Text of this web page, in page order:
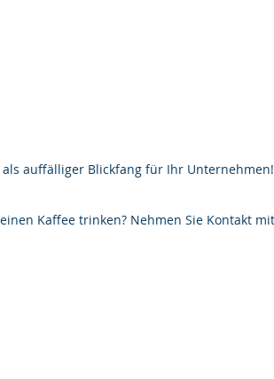
auffälliger Blickfang für Ihr
Kaffee trinken? Nehmen Sie Kontakt